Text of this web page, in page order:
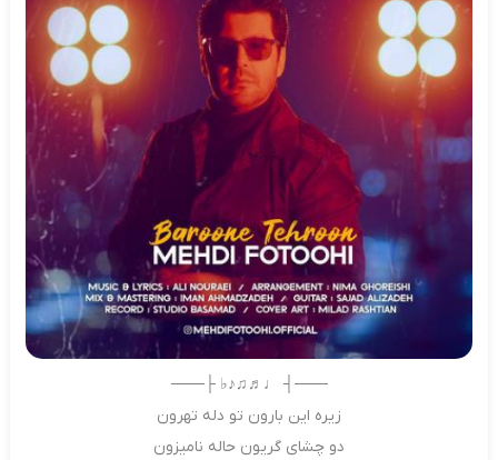
───┤ ♩♬♫♪♭ ├───
زیره این بارون تو دله تهرون
دو چشای گریون حاله نامیزون